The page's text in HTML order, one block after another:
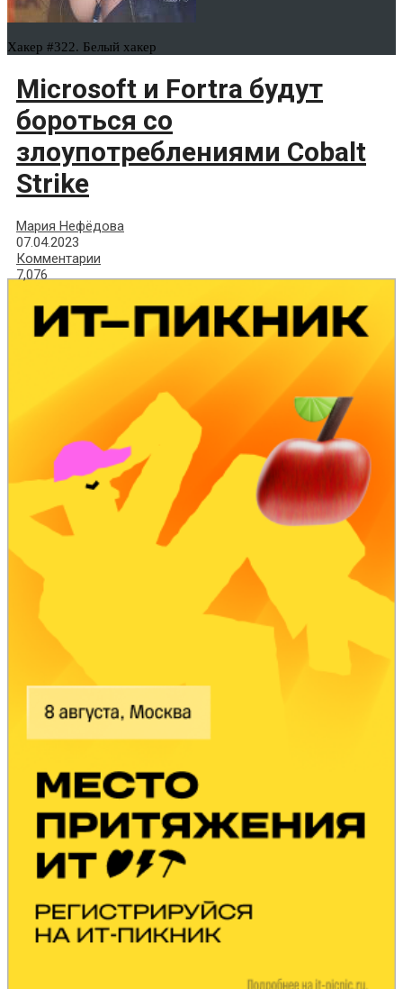
Хакер #322. Белый хакер
Microsoft и Fortra будут
бороться со
злоупотреблениями Cobalt
Strike
Мария Нефёдова
07.04.2023
Комментарии
7,076